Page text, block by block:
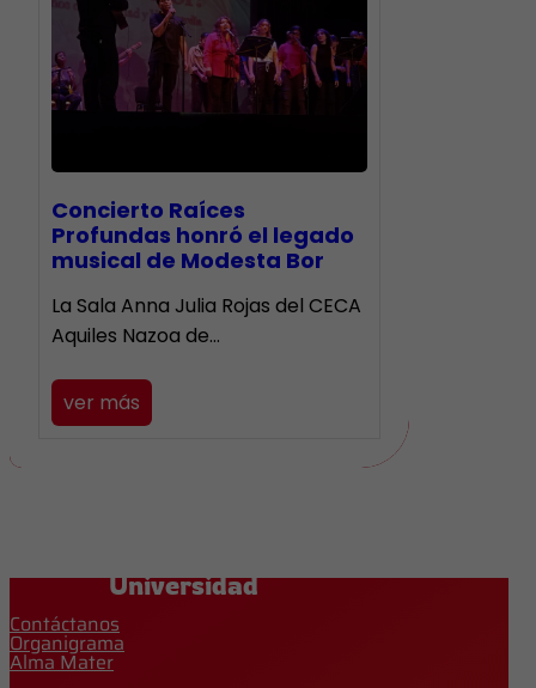
​Concierto Raíces
Profundas honró el legado
musical de Modesta Bor
La Sala Anna Julia Rojas del CECA
Aquiles Nazoa de…
ver más
Universidad
Contáctanos
Organigrama
Alma Mater